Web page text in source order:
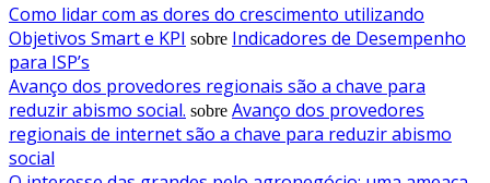
Como lidar com as dores do crescimento utilizando
Objetivos Smart e KPI sobre Indicadores de Desempenho
para ISP’s
Avanço dos provedores regionais são a chave para
reduzir abismo social. sobre Avanço dos provedores
regionais de internet são a chave para reduzir abismo
social